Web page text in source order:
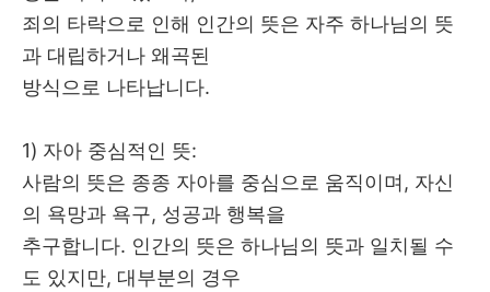
죄의 타락으로 인해 인간의 뜻은 자주 하나님의 뜻
과 대립하거나 왜곡된
방식으로 나타납니다.
1) 자아 중심적인 뜻:
사람의 뜻은 종종 자아를 중심으로 움직이며 , 자신
의 욕망과 욕구, 성공과 행복을
추구합니다. 인간의 뜻은 하나님의 뜻과 일치될 수
도 있지만, 대부분의 경우